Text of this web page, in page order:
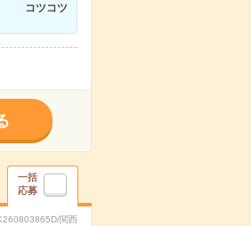
コツコツ
一括
応募
関西